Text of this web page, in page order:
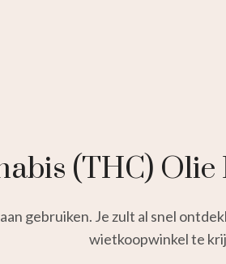
(THC)
gebruiken. Je zult al snel
wietkoopwinkel te